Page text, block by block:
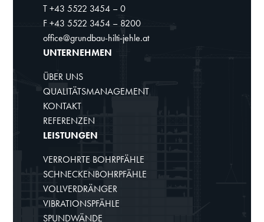
T +43 5522 3454 – 0
F +43 5522 3454 – 8200
office@grundbau-hilti-jehle.at
UNTERNEHMEN
ÜBER UNS
QUALITÄTSMANAGEMENT
KONTAKT
REFERENZEN
LEISTUNGEN
VERROHRTE BOHRPFÄHLE
SCHNECKENBOHRPFÄHLE
VOLLVERDRÄNGER
VIBRATIONSPFÄHLE
SPUNDWÄNDE